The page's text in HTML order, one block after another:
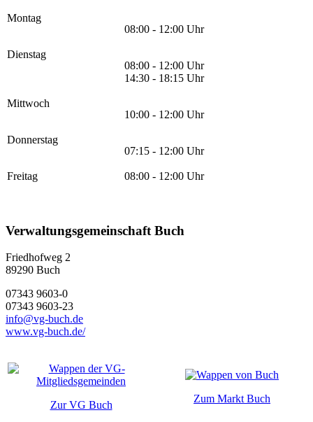
Montag
08:00 - 12:00 Uhr
Dienstag
08:00 - 12:00 Uhr
14:30 - 18:15 Uhr
Mittwoch
10:00 - 12:00 Uhr
Donnerstag
07:15 - 12:00 Uhr
Freitag 08:00 - 12:00 Uhr
Verwaltungsgemeinschaft Buch
Friedhofweg 2
89290 Buch
07343 9603-0
07343 9603-23
info@vg-buch.de
www.vg-buch.de/
Zur VG Buch
Zum Markt Buch